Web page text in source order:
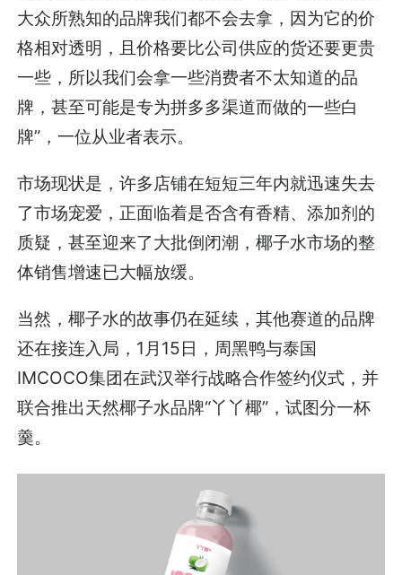
大众所熟知的品牌我们都不会去拿，因为它的价
格相对透明，且价格要比公司供应的货还要更贵
一些，所以我们会拿一些消费者不太知道的品
牌，甚至可能是专为拼多多渠道而做的一些白
牌”，一位从业者表示。
市场现状是，许多店铺在短短三年内就迅速失去
了市场宠爱，正面临着是否含有香精、添加剂的
质疑，甚至迎来了大批倒闭潮，椰子水市场的整
体销售增速已大幅放缓。
当然，椰子水的故事仍在延续，其他赛道的品牌
还在接连入局，1月15日，周黑鸭与泰国
IMCOCO集团在武汉举行战略合作签约仪式，并
联合推出天然椰子水品牌“丫丫椰”，试图分一杯
羹。